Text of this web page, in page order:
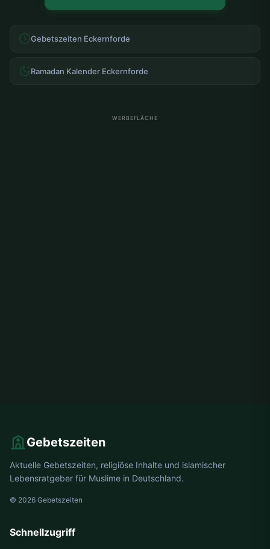
Gebetszeiten Eckernforde
Ramadan Kalender Eckernforde
WERBEFLÄCHE
Gebetszeiten
Aktuelle Gebetszeiten, religiöse Inhalte und islamischer
Lebensratgeber für Muslime in Deutschland.
© 2026 Gebetszeiten
Schnellzugriff